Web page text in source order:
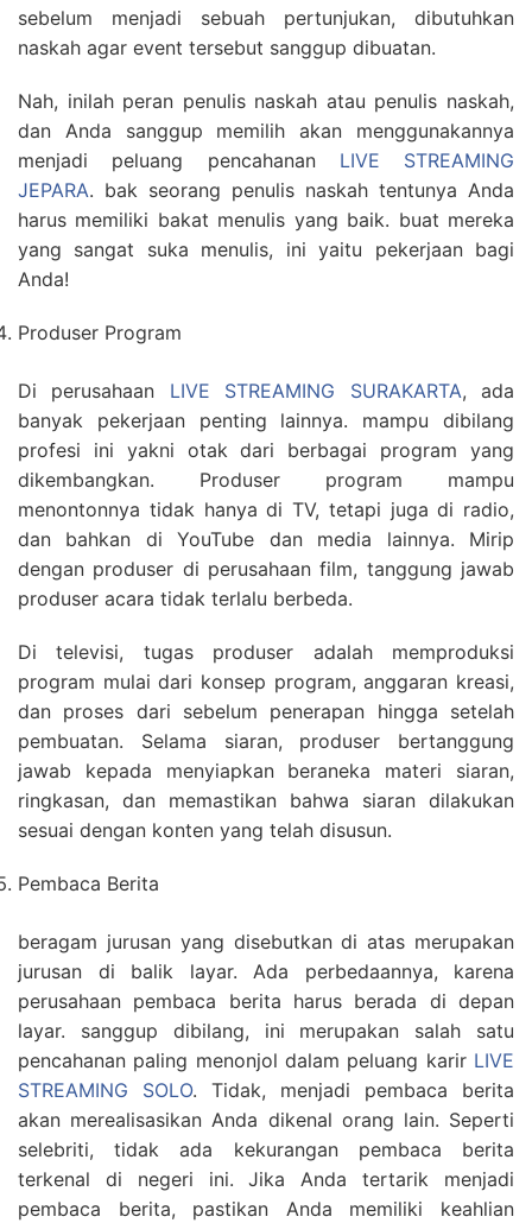
sebelum menjadi sebuah pertunjukan, dibutuhkan
naskah agar event tersebut sanggup dibuatan.
Nah, inilah peran penulis naskah atau penulis naskah,
dan Anda sanggup memilih akan menggunakannya
menjadi peluang pencahanan LIVE STREAMING
JEPARA. bak seorang penulis naskah tentunya Anda
harus memiliki bakat menulis yang baik. buat mereka
yang sangat suka menulis, ini yaitu pekerjaan bagi
Anda!
Produser Program
Di perusahaan LIVE STREAMING SURAKARTA, ada
banyak pekerjaan penting lainnya. mampu dibilang
profesi ini yakni otak dari berbagai program yang
dikembangkan. Produser program mampu
menontonnya tidak hanya di TV, tetapi juga di radio,
dan bahkan di YouTube dan media lainnya. Mirip
dengan produser di perusahaan film, tanggung jawab
produser acara tidak terlalu berbeda.
Di televisi, tugas produser adalah memproduksi
program mulai dari konsep program, anggaran kreasi,
dan proses dari sebelum penerapan hingga setelah
pembuatan. Selama siaran, produser bertanggung
jawab kepada menyiapkan beraneka materi siaran,
ringkasan, dan memastikan bahwa siaran dilakukan
sesuai dengan konten yang telah disusun.
Pembaca Berita
beragam jurusan yang disebutkan di atas merupakan
jurusan di balik layar. Ada perbedaannya, karena
perusahaan pembaca berita harus berada di depan
layar. sanggup dibilang, ini merupakan salah satu
pencahanan paling menonjol dalam peluang karir LIVE
STREAMING SOLO. Tidak, menjadi pembaca berita
akan merealisasikan Anda dikenal orang lain. Seperti
selebriti, tidak ada kekurangan pembaca berita
terkenal di negeri ini. Jika Anda tertarik menjadi
pembaca berita, pastikan Anda memiliki keahlian